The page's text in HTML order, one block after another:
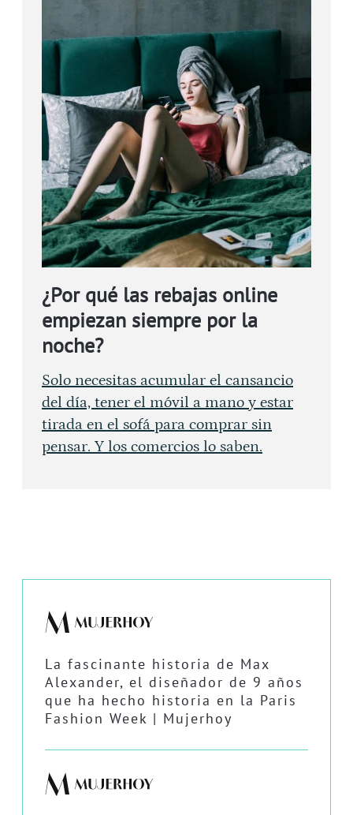
¿Por qué las rebajas online
empiezan siempre por la
noche?
Solo necesitas acumular el cansancio
del día, tener el móvil a mano y estar
tirada en el sofá para comprar sin
pensar. Y los comercios lo saben.
La fascinante historia de Max
Alexander, el diseñador de 9 años
que ha hecho historia en la Paris
Fashion Week | Mujerhoy